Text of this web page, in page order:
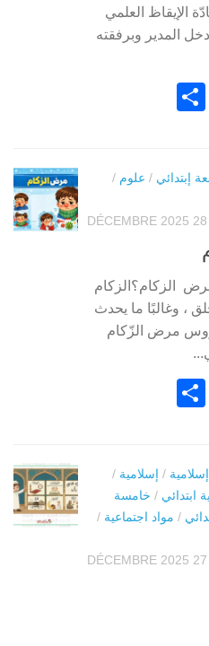
الإيقاظ العلمي
المدير وبرفقته
Gmail
إبتدائي / علوم /
28 DÉCEMBRE 2025
الزكام؟الزكام
، وغالبًا ما يحدث
مرض الزّكام
Gmail
إسلامية / إسلامية /
ابتدائي / خامسة
/ مواد اجتماعية /
27 DÉCEMBRE 2025